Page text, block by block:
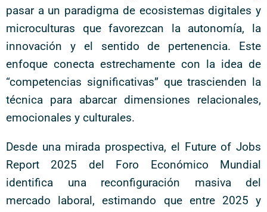
pasar a un paradigma de ecosistemas digitales y
microculturas que favorezcan la autonomía, la
innovación y el sentido de pertenencia. Este
enfoque conecta estrechamente con la idea de
“competencias significativas” que trascienden la
técnica para abarcar dimensiones relacionales,
emocionales y culturales.
Desde una mirada prospectiva, el Future of Jobs
Report 2025 del Foro Económico Mundial
identifica una reconfiguración masiva del
mercado laboral, estimando que entre 2025 y